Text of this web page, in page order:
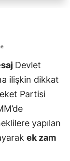
Devlet
ilişkin dikkat
Partisi
yapılan
ek zam